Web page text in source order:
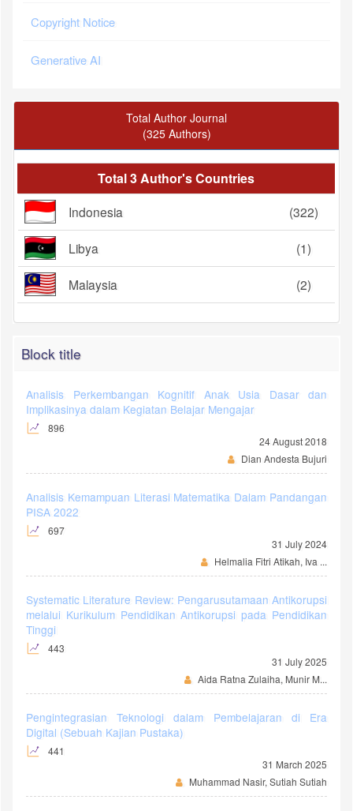
Copyright Notice
Generative AI
Total Author Journal
(325 Authors)
Total 3 Author's Countries
Indonesia (322)
Libya (1)
Malaysia (2)
Block title
Analisis Perkembangan Kognitif Anak Usia Dasar dan
Implikasinya dalam Kegiatan Belajar Mengajar
896
24 August 2018
Dian Andesta Bujuri
Analisis Kemampuan Literasi Matematika Dalam Pandangan
PISA 2022
697
31 July 2024
Helmalia Fitri Atikah, Iva ...
Systematic Literature Review: Pengarusutamaan Antikorupsi
melalui Kurikulum Pendidikan Antikorupsi pada Pendidikan
Tinggi
443
31 July 2025
Aida Ratna Zulaiha, Munir M...
Pengintegrasian Teknologi dalam Pembelajaran di Era
Digital (Sebuah Kajian Pustaka)
441
31 March 2025
Muhammad Nasir, Sutiah Sutiah